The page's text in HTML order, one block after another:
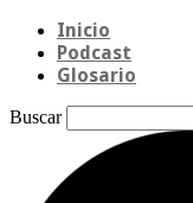
Inicio
Podcast
Glosario
Buscar